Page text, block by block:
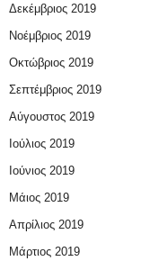
Δεκέμβριος 2019
Νοέμβριος 2019
Οκτώβριος 2019
Σεπτέμβριος 2019
Αύγουστος 2019
Ιούλιος 2019
Ιούνιος 2019
Μάιος 2019
Απρίλιος 2019
Μάρτιος 2019